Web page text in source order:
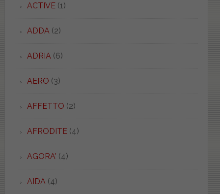
ACTIVE(1)
ADDA (2)
ADRIA (6)
AERO (3)
AFFETTO (2)
AFRODITE(4)
AGORA' (4)
AIDA (4)